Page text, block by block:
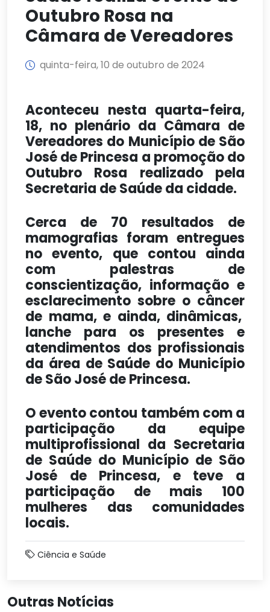
Outubro Rosa na
Câmara de Vereadores
quinta-feira, 10 de outubro de 2024
Aconteceu nesta quarta-feira,
18, no plenário da Câmara de
Vereadores do Município de São
José de Princesa a promoção do
Outubro Rosa realizado pela
Secretaria de Saúde da cidade.
Cerca de 70 resultados de
mamografias foram entregues
no evento, que contou ainda
com palestras de
conscientização, informação e
esclarecimento sobre o câncer
de mama, e ainda, dinâmicas,
lanche para os presentes e
atendimentos dos profissionais
da área de Saúde do Município
de São José de Princesa.
O evento contou também com a
participação da equipe
multiprofissional da Secretaria
de Saúde do Município de São
José de Princesa, e teve a
participação de mais 100
mulheres das comunidades
locais.
Ciência e Saúde
Outras Notícias